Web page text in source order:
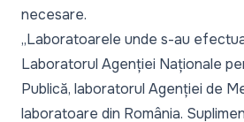
necesare.
„Laboratoarele unde s-au
Laboratorul Agenției Naționale
Publică, laboratorul Agenției de
laboratoare din România.